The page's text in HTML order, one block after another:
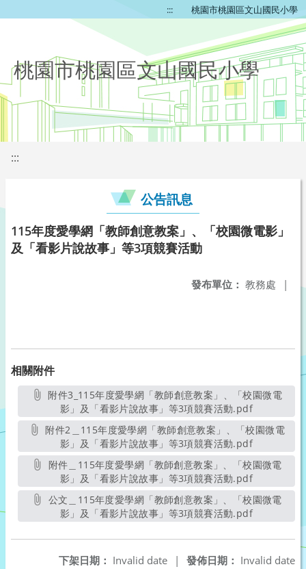
::: 桃園市桃園區文山國民小學
桃園市桃園區文山國民小學
:::
公告訊息
115年度愛學網「教師創意教案」、「校園微電影」
及「看影片說故事」等3項競賽活動
發布單位： 教務處 |
相關附件
附件3_115年度愛學網「教師創意教案」、「校園微電
影」及「看影片說故事」等3項競賽活動.pdf另開新視窗
附件2＿115年度愛學網「教師創意教案」、「校園微電
影」及「看影片說故事」等3項競賽活動.pdf另開新視窗
影」及「看影片說故事」等3項競賽活動.pdf另開新視窗
影」及「看影片說故事」等3項競賽活動.pdf另開新視窗
發佈日期： Invalid date
下架日期： Invalid date
|